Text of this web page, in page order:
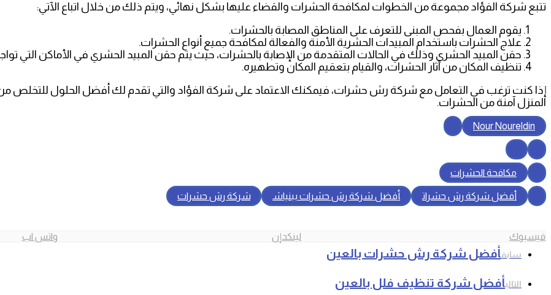
تتبع شركة الفؤاد مجموعة من الخطوات لمكافحة الحشرات والقضاء عليها بشكل نهائي، ويتم ذلك من خلال اتباع الآتي:
يقوم العمال بفحص المبنى للتعرف على المناطق المصابة بالحشرات.
علاج الحشرات باستخدام المبيدات الحشرية الأمنة والفعالة لمكافحة جميع أنواع الحشرات.
حقن المبيد الحشري وذلك في الحالات المتقدمة من الإصابة بالحشرات، حيث يتم حقن المبيد الحشري في الأماكن التي
تنظيف المكان من آثار الحشرات، والقيام بتعقيم المكان وتطهيره.
إذا كنت ترغب في التعامل مع شركة رش حشرات، فيمكنك الاعتماد على شركة الفؤاد والتي تقدم لك أفضل الحلول للتخلص
المنزل آمنة من الحشرات.
Nour Noureldin
مكافحة الحشرات
أفضل شركة رش حشرات أفضل شركة رش حشرات ببنياش شركة رش حشرات
فيسبوك لينكدإن واتس اب
سابقأفضل شركة رش حشرات بالعين
التاليأفضل شركة تنظيف فلل بالعين